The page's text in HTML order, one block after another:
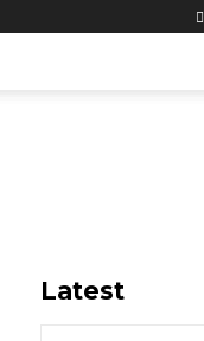
Latest